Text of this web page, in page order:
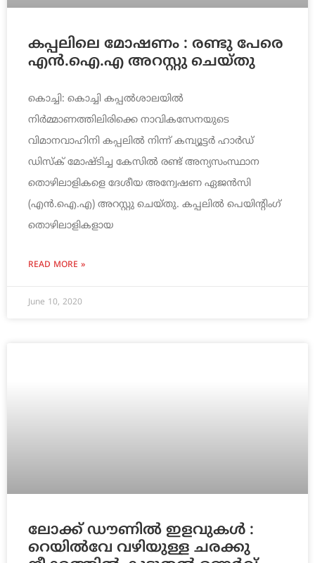
കപ്പലിലെ മോഷണം : രണ്ടു പേരെ
എൻ.ഐ.എ അറസ്റ്റു ചെയ്തു
കൊച്ചി: കൊച്ചി കപ്പൽശാലയിൽ
നിർമ്മാണത്തിലിരിക്കെ നാവികസേനയുടെ
വിമാനവാഹിനി കപ്പലിൽ നിന്ന് കമ്പ്യൂട്ടർ ഹാർഡ്
ഡിസ്‌ക് മോഷ്ടിച്ച കേസിൽ രണ്ട് അന്യസംസ്ഥാന
തൊഴിലാളികളെ ദേശീയ അന്വേഷണ ഏജൻസി
(എൻ.ഐ.എ) അറസ്റ്റു ചെയ്തു. കപ്പലിൽ പെയിന്റിംഗ്
തൊഴിലാളികളായ
READ MORE »
June 10, 2020
ലോക്ക് ഡൗണിൽ ഇളവുകൾ :
റെയിൽവേ വഴിയുള്ള ചരക്കു